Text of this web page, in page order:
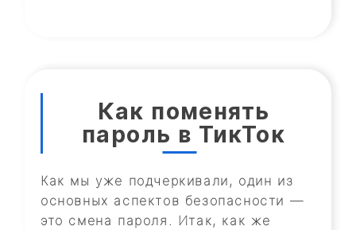
Как поменять
пароль в ТикТок
Как мы уже подчеркивали, один из
основных аспектов безопасности —
это смена пароля. Итак, как же